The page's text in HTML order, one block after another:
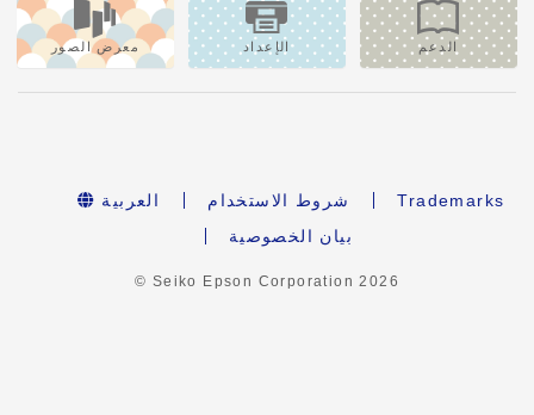
معرض الصور الإعداد الدعم
العربية شروط الاستخدام
Trademarks
بيان الخصوصية
© Seiko Epson Corporation2026